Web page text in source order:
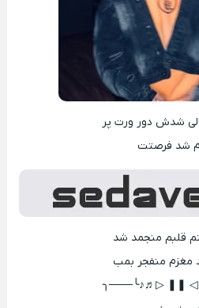
شدش دور ورت پر
شد فرصتت
قلبم منجمد شد
مغزم منفجر بمب
╭───╯♪♬◁ ❚❚